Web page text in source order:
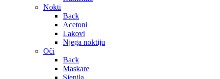
Nokti
Back
Acetoni
Lakovi
Njega noktiju
Oči
Back
Maskare